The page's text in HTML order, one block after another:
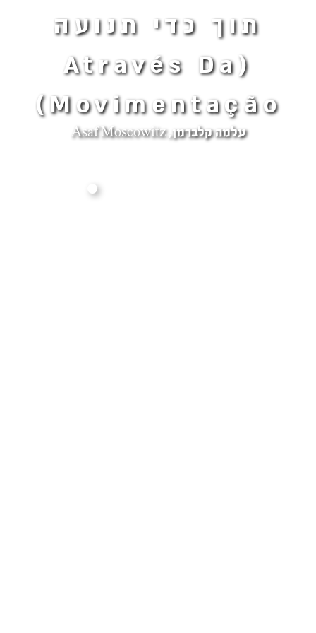
תוך כדי תנועה
(Através Da
Movimentação)
עלמה קלברמן, Asaf Moscowitz